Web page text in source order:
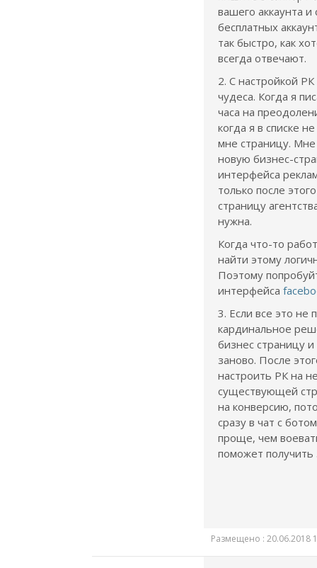
вашего аккаунта
бесплатных
так быстро, как
всегда отвечают.
2. С настройкой
чудеса. Когда я
часа на
когда я в списке
мне страницу.
новую бизнес-
интерфейса
только после
страницу
нужна.
Когда что-то
найти этому
Поэтому
интерфейса
3. Если все это не
кардинальное
бизнес страницу
заново. После
настроить РК на
существующей
на конверсию,
сразу в чат с
проще, чем
поможет получить
Размещено : 20.06.2018